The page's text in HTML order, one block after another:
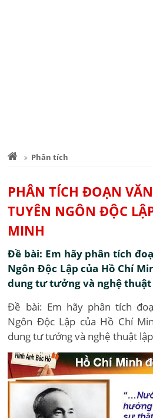
Phân tích
PHÂN TÍCH ĐOẠN
TUYÊN NGÔN ĐỘC
MINH
Đề bài: Em hãy phân tích
Ngôn Độc Lập của Hồ Chí
dung tư tưởng và nghệ thuật
Đề bài: Em hãy phân tích
Ngôn Độc Lập của Hồ Chí
dung tư tưởng và nghệ thuật